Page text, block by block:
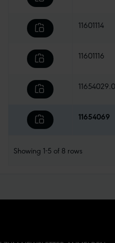
11601114
11601116
11654069
Showing 1-5of 8 rows